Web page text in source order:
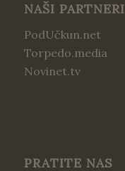
NAŠI PARTNERI
PodUčkun.net
Torpedo.media
Novinet.tv
PRATITE NAS